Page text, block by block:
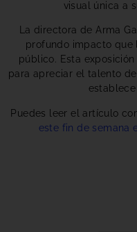
visual única a
La directora de Arma
profundo impacto que
público. Esta
para apreciar el talento
establece
Puedes leer el artículo
este fin de semana